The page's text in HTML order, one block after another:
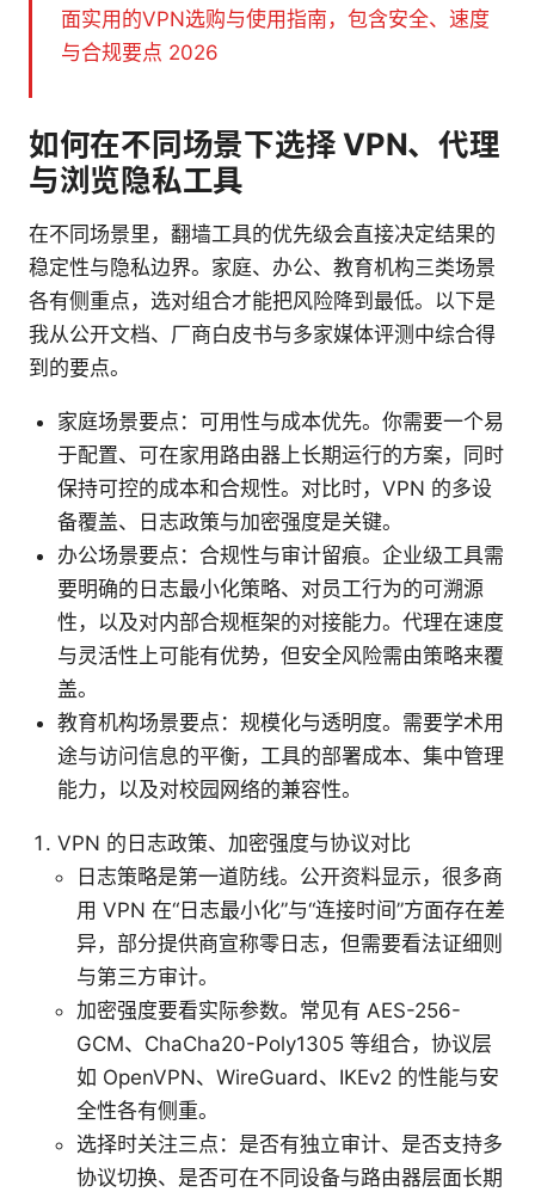
面实用的VPN选购与使用指南，包含安全、速度
与合规要点 2026
如何在不同场景下选择 VPN、代理
与浏览隐私工具
在不同场景里，翻墙工具的优先级会直接决定结果的
稳定性与隐私边界。家庭、办公、教育机构三类场景
各有侧重点，选对组合才能把风险降到最低。以下是
我从公开文档、厂商白皮书与多家媒体评测中综合得
到的要点。
家庭场景要点：可用性与成本优先。你需要一个易
于配置、可在家用路由器上长期运行的方案，同时
保持可控的成本和合规性。对比时，VPN 的多设
备覆盖、日志政策与加密强度是关键。
办公场景要点：合规性与审计留痕。企业级工具需
要明确的日志最小化策略、对员工行为的可溯源
性，以及对内部合规框架的对接能力。代理在速度
与灵活性上可能有优势，但安全风险需由策略来覆
盖。
教育机构场景要点：规模化与透明度。需要学术用
途与访问信息的平衡，工具的部署成本、集中管理
能力，以及对校园网络的兼容性。
VPN 的日志政策、加密强度与协议对比
日志策略是第一道防线。公开资料显示，很多商
用 VPN 在“日志最小化”与“连接时间”方面存在差
异，部分提供商宣称零日志，但需要看法证细则
与第三方审计。
加密强度要看实际参数。常见有 AES-256-
GCM、ChaCha20-Poly1305 等组合，协议层
如 OpenVPN、WireGuard、IKEv2 的性能与安
全性各有侧重。
选择时关注三点：是否有独立审计、是否支持多
协议切换、是否可在不同设备与路由器层面长期